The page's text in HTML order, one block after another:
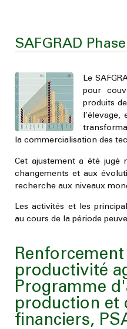
SAFGRAD
Le
pour
produits
la commercialisation des
Cet ajustement a été jugé
changements et aux
recherche aux niveaux
Les activités et les
au cours de la période
productivité
Programme
production et
financiers,